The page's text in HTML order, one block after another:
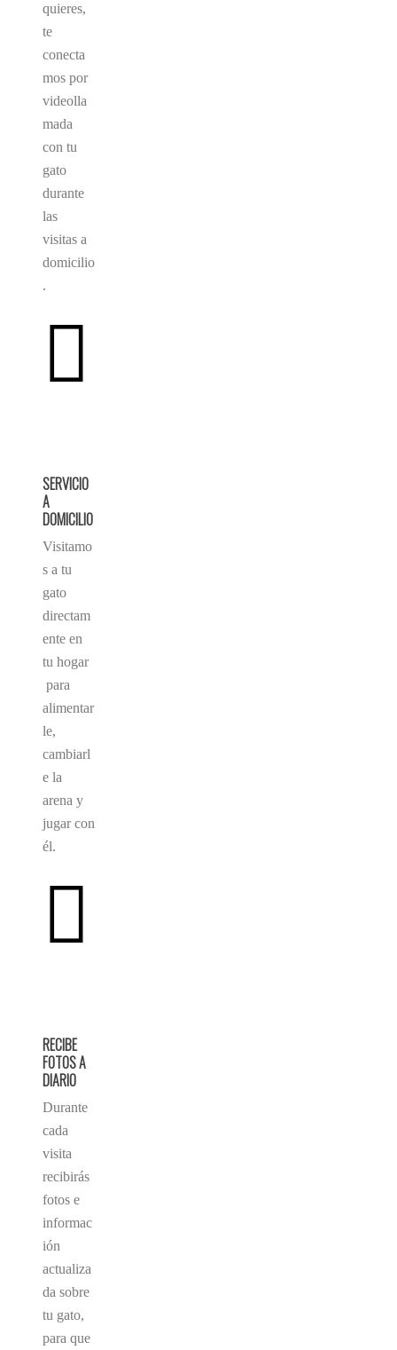
quieres,
te
conecta
mos por
videolla
mada
con tu
gato
durante
las
visitas a
domicilio
.
SERVICIO
A
DOMICILIO
Visitamo
s a tu
gato
directam
ente en
tu hogar
para
alimentar
le,
cambiarl
e la
arena y
jugar con
él.
RECIBE
FOTOS A
DIARIO
Durante
cada
visita
recibirás
fotos e
informac
ión
actualiza
da sobre
tu gato,
para que